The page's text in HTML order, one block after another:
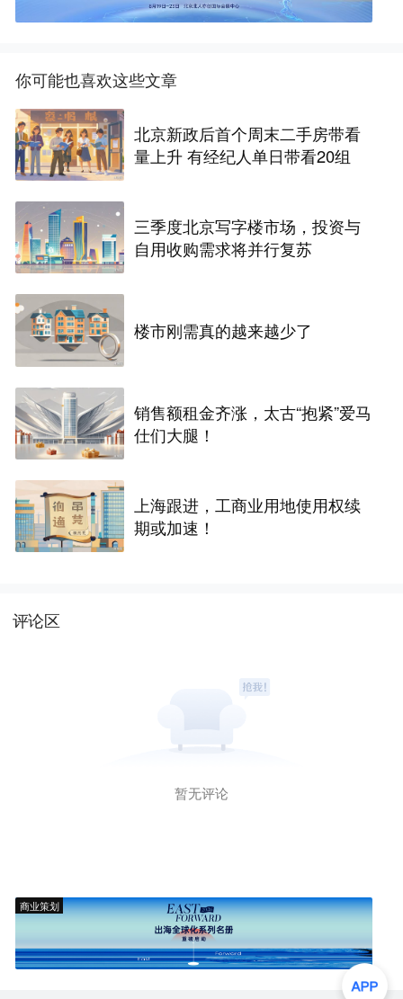
你可能也喜欢这些文章
北京新政后首个周末二手房带看
量上升 有经纪人单日带看20组
三季度北京写字楼市场，投资与
自用收购需求将并行复苏
楼市刚需真的越来越少了
销售额租金齐涨，太古“抱紧”爱马
仕们大腿！
上海跟进，工商业用地使用权续
期或加速！
评论区
暂无评论
商业策划